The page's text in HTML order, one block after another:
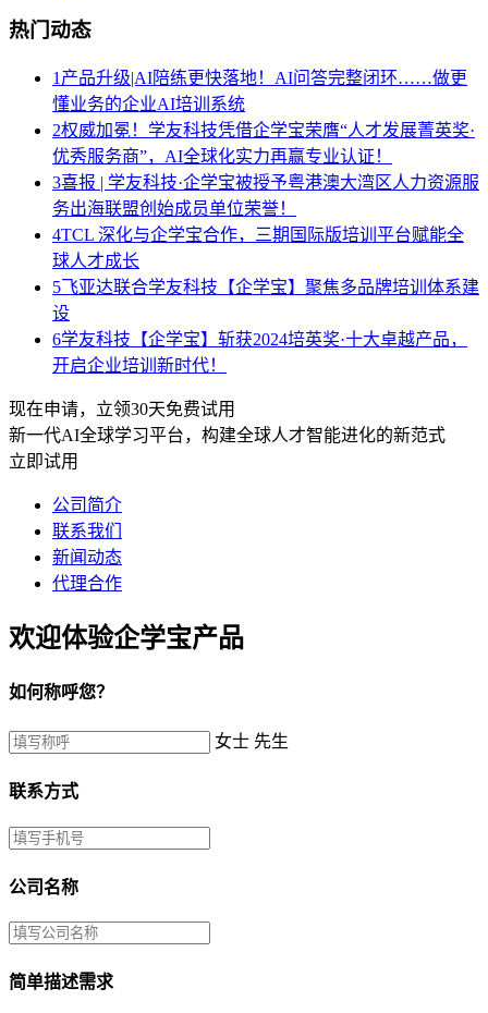
热门动态
1 产品升级|AI陪练更快落地！AI问答完整闭环……做更
懂业务的企业AI培训系统
2权威加冕！学友科技凭借企学宝荣膺“人才发展菁英奖·
优秀服务商”，AI全球化实力再赢专业认证！
3喜报 | 学友科技·企学宝被授予粤港澳大湾区人力资源服
务出海联盟创始成员单位荣誉！
4TCL 深化与企学宝合作，三期国际版培训平台赋能全
球人才成长
5飞亚达联合学友科技【企学宝】聚焦多品牌培训体系建
设
6学友科技【企学宝】斩获2024培英奖·十大卓越产品，
开启企业培训新时代！
现在申请，立领30天免费试用
新一代AI全球学习平台，构建全球人才智能进化的新范式
立即试用
公司简介
联系我们
新闻动态
代理合作
欢迎体验企学宝产品
如何称呼您？
女士 先生
联系方式
公司名称
简单描述需求